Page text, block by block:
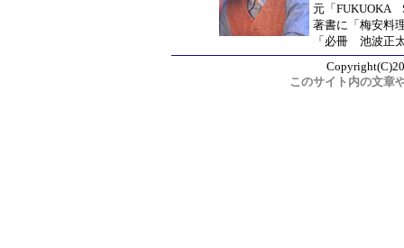
元「FUKUOKA
著書に「梅安料
「必冊 池波正
このサイト内の文章